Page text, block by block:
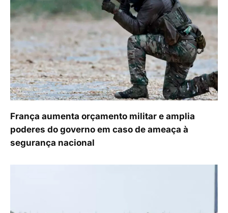
França aumenta orçamento militar e amplia
poderes do governo em caso de ameaça à
segurança nacional